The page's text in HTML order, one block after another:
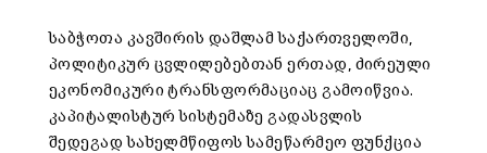
საბჭოთა კავშირის დაშლამ საქართველოში,
პოლიტიკურ ცვლილებებთან ერთად, ძირეული
ეკონომიკური ტრანსფორმაციაც გამოიწვია.
კაპიტალისტურ სისტემაზე გადასვლის
შედეგად სახელმწიფოს სამეწარმეო ფუნქცია